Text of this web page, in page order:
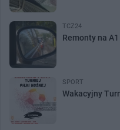
TCZ24
Remonty na
SPORT
Wakacyjny